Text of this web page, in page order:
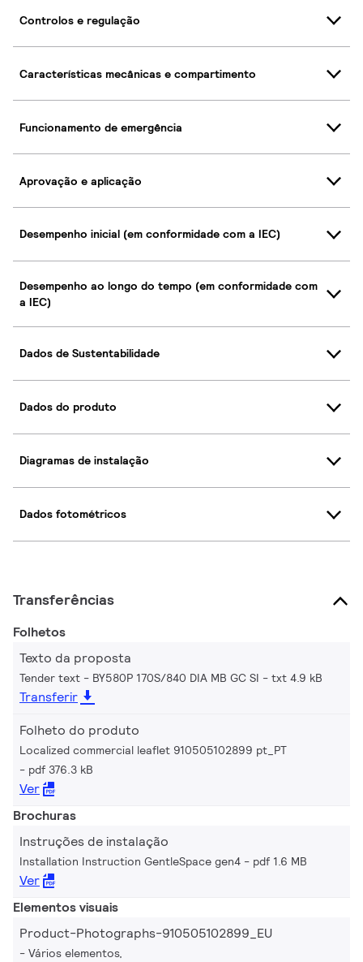
Controlos e regulação
Características mecânicas e compartimento
Funcionamento de emergência
Aprovação e aplicação
Desempenho inicial (em conformidade com a IEC)
Desempenho ao longo do tempo (em conformidade com
a IEC)
Dados de Sustentabilidade
Dados do produto
Diagramas de instalação
Dados fotométricos
Transferências
Folhetos
Texto da proposta
Tender text - BY580P 170S/840 DIA MB GC SI txt 4.9 kB
Transferir
Folheto do produto
Localized commercial leaflet 910505102899 pt_PT
pdf 376.3 kB
Ver
Brochuras
Instruções de instalação
Installation Instruction GentleSpace gen4 pdf 1.6 MB
Ver
Elementos visuais
Product-Photographs-910505102899_EU
Vários elementos,